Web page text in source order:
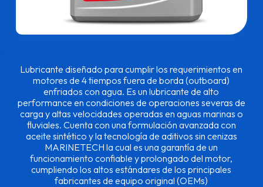
Lubricante diseñado para cumplir los requerimientos en
motores de 4 tiempos fuera de borda (outboard)
enfriados con agua. Es un lubricante de alto
performance en condiciones de operaciones severas de
carga y altas velocidades operadas en aguas marinas o
fluviales. Cuenta con una formulación avanzada con
aceite sintético y la tecnología de aditivos sin cenizas
MARINETECH la cual es una garantía de un
funcionamiento confiable y prolongado del motor,
cumpliendo los altos estándares de los principales
fabricantes de equipo original (OEMs)